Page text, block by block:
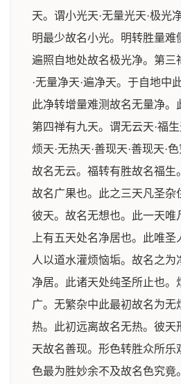
天。谓小光天·无量光天·极光
明最少故名小光。明转胜量难
遍照自地处故名极光净。第三
·无量净天·遍净天。于自地中
此净转增量难测故名无量净。
第四禅有九天。谓无云天·福生
烦天·无热天·善现天·善现天·
故名无云。福转有胜故名福生
故名广果也。此之三天凡圣杂
彼天。故名无想也。此一天唯
上有五天处名净居也。此唯
人以道水灌烦恼垢。故名之为
净居。此诸天处纯圣所止也。
广。无繁杂中此最初故名为无
热。此初远离故名无热。彼天
天故名善现。形色转胜众所乐
色最为胜妙余不及故名色究竟